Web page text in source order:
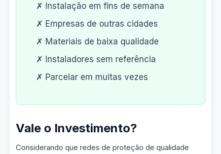
✗ Instalação em fins de semana
✗ Empresas de outras cidades
✗ Materiais de baixa qualidade
✗ Instaladores sem referência
✗ Parcelar em muitas vezes
Vale o Investimento?
Considerando que redes de proteção de qualidade